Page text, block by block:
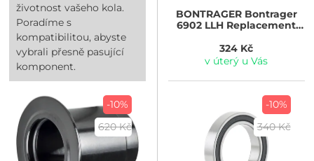
životnost vašeho kola.
Poradíme s
kompatibilitou, abyste
vybrali přesně pasující
komponent.
BONTRAGERBontrager
6902 LLH Replacement
324 Kč
v úterý u Vás
-10%
620 Kč
-10%
340 Kč